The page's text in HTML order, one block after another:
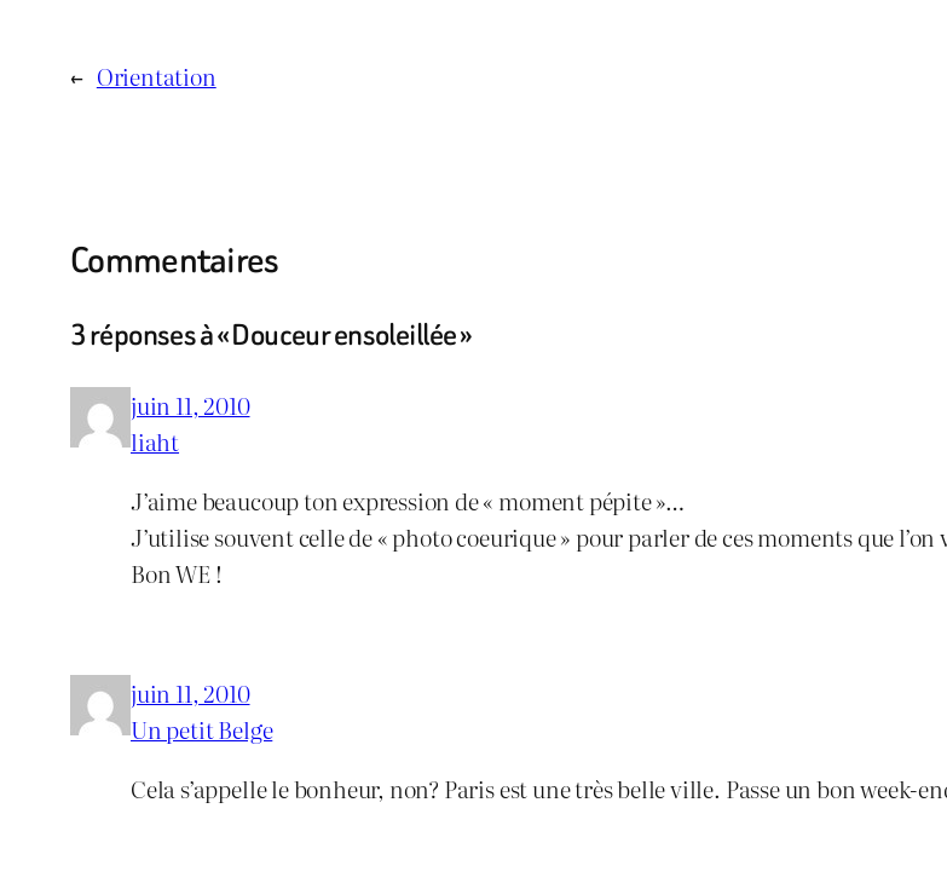
← Orientation
Commentaires
3 réponses à « Douceur ensoleillée »
juin 11, 2010
liaht
J’aime beaucoup ton expression de « moment pépite »…
J’utilise souvent celle de « photo coeurique » pour parler de ces moments que
Bon WE !
juin 11, 2010
Un petit Belge
Cela s’appelle le bonheur, non? Paris est une très belle ville. Passe un bon week-